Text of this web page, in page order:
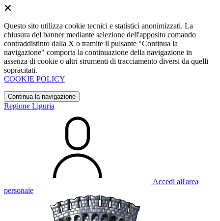
Questo sito utilizza cookie tecnici e statistici anonimizzati. La
chiusura del banner mediante selezione dell'apposito comando
contraddistinto dalla X o tramite il pulsante "Continua la
navigazione" comporta la continuazione della navigazione in
assenza di cookie o altri strumenti di tracciamento diversi da quelli
sopracitati.
COOKIE POLICY
Continua la navigazione
Regione Liguria
Accedi all'area
personale